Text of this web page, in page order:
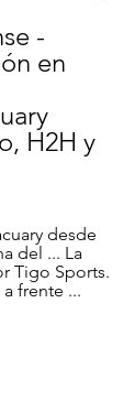
-
en
H2H y
desde
del ... La
Tigo Sports.
frente ...